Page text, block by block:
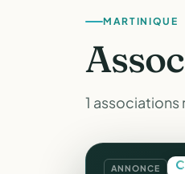
MARTINIQUE
1 associations
ANNONCE